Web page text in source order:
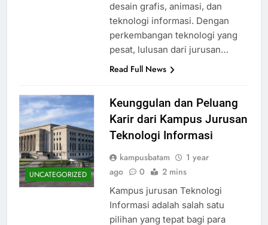
desain grafis, animasi, dan
teknologi informasi. Dengan
perkembangan teknologi yang
pesat, lulusan dari jurusan…
Read Full News
UNCATEGORIZED
Keunggulan dan Peluang
Karir dari Kampus Jurusan
Teknologi Informasi
kampusbatam
1 year
ago
0 2 mins
Kampus jurusan Teknologi
Informasi adalah salah satu
pilihan yang tepat bagi para